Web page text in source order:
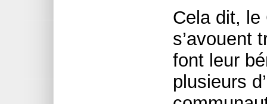
Cela dit, le
s’avouent
font leur
plusieurs